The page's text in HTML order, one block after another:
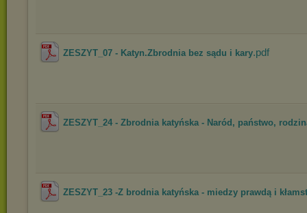
ZESZYT_07 - Katyn.Zbrodnia bez sądu i kary.pdf
ZESZYT_24 - Zbrodnia katyńska - Naród, państwo,
ZESZYT_23 -Z brodnia katyńska - miedzy prawdą i